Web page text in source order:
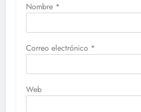
Nombre *
Correo electrónico *
Web